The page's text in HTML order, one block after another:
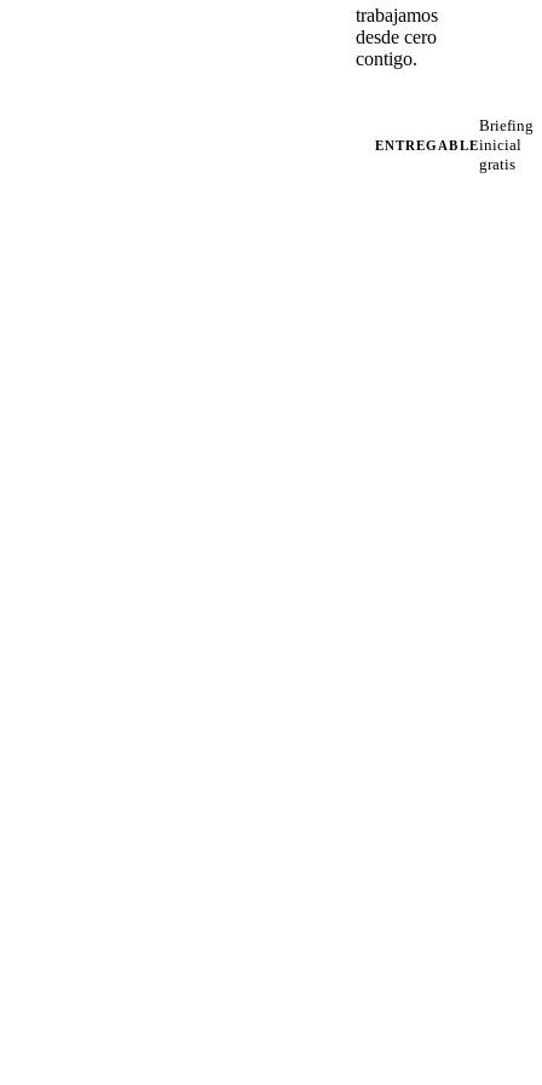
trabajamos
desde cero
contigo.
ENTREGABLE
Briefing
inicial
gratis